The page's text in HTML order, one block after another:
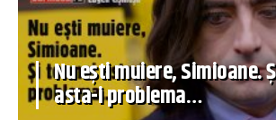
Nu ești muiere, Simioane.
asta-i problema…